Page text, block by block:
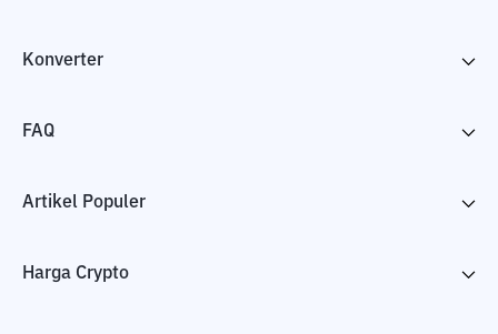
Konverter
FAQ
Artikel Populer
Harga Crypto